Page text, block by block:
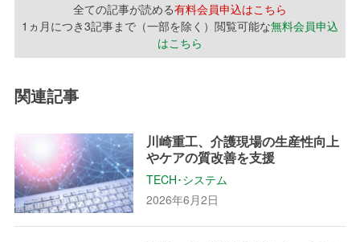
全ての記事が読める有料会員申込はこちら
1ヵ月につき3記事まで（一部を除く）閲覧可能な無料会員申込
はこちら
関連記事
川崎重工、介護現場の生産性向上
やケアの質改善を支援
TECH･システム
2026年6月2日